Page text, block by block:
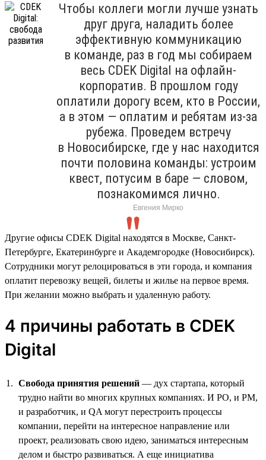
Чтобы коллеги могли лучше узнать
друг друга, наладить более
эффективную коммуникацию
в команде, раз в год мы собираем
весь CDEK Digital на офлайн-
корпоратив. В прошлом году
оплатили дорогу всем, кто в России,
а в этом — оплатим и ребятам из-за
рубежа. Проведем встречу
в Новосибирске, где у нас находится
почти половина команды: устроим
квест, потусим в баре — словом,
познакомимся лично.
Евгения Мирко
Другие офисы CDEK Digital находятся в Москве, Санкт-
Петербурге, Екатеринбурге и Академгородке (Новосибирск).
Сотрудники могут релоцироваться в эти города, и компания
оплатит перевозку вещей, билеты и жилье на первое время.
При желании можно выбрать и удаленную работу.
4 причины работать в CDEK
Digital
Свобода принятия решений — дух стартапа, который
трудно найти во многих крупных компаниях. И PO, и PM,
и разработчик, и QA могут перестроить процессы
компании, перейти на интересное направление или
проект, реализовать свою идею, заниматься интересным
делом и быстро развиваться. А еще инициатива